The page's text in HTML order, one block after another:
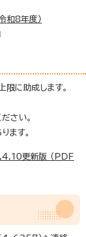
和8年度）
に助成します。
さい。
ます。
更新版 （PDF